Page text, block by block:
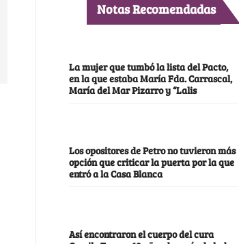
Notas Recomendadas
La mujer que tumbó la lista del Pacto,
en la que estaba María Fda. Carrascal,
María del Mar Pizarro y “Lalis
Los opositores de Petro no tuvieron más
opción que criticar la puerta por la que
entró a la Casa Blanca
Así encontraron el cuerpo del cura